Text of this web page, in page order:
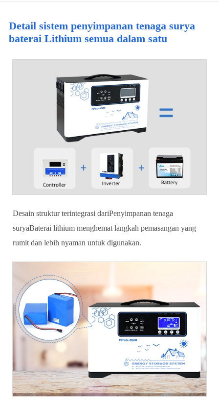
Detail sistem penyimpanan tenaga surya
baterai Lithium semua dalam satu
Desain struktur terintegrasi dariPenyimpanan tenaga
suryaBaterai lithium menghemat langkah pemasangan yang
rumit dan lebih nyaman untuk digunakan.